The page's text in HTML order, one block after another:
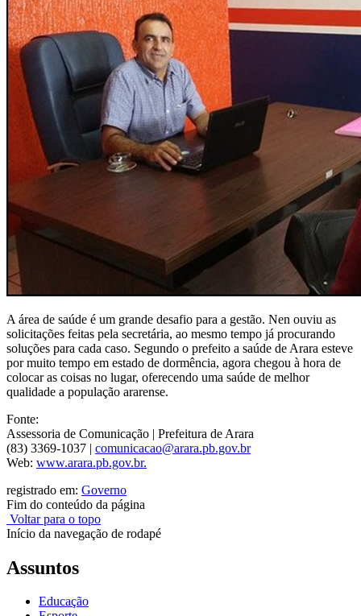
A área de saúde é um grande desafio para a gestão. Nen ouviu as
solicitações feitas pela secretária, ao mesmo tempo já procurando
soluções para cada caso. Segundo o prefeito a saúde de Arara esteve
por muito tempo em estado de dormência, agora chegou à hora de
colocar as coisas no lugar, oferecendo uma saúde de melhor
qualidade a população ararense.
Fonte:
Assessoria de Comunicação | Prefeitura de Arara
(83) 3369-1037 | comunicacao@arara.pb.gov.br
Web: www.arara.pb.gov.br.
registrado em: Governo
Fim do conteúdo da página
Voltar para o topo
Início da navegação de rodapé
Assuntos
Educação